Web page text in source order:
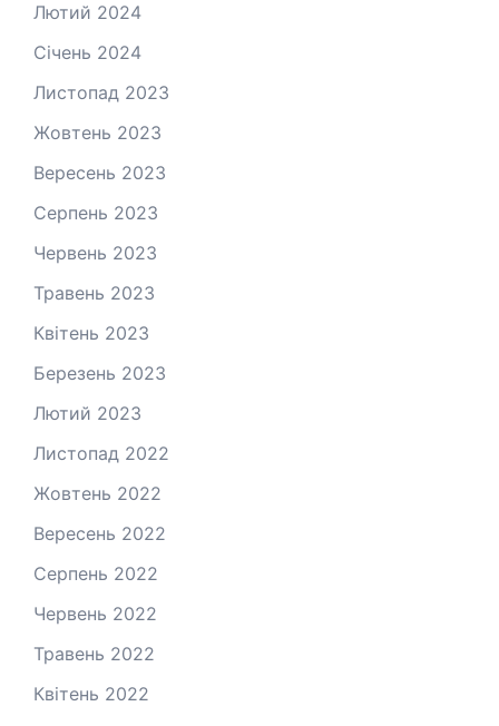
Лютий 2024
Січень 2024
Листопад 2023
Жовтень 2023
Вересень 2023
Серпень 2023
Червень 2023
Травень 2023
Квітень 2023
Березень 2023
Лютий 2023
Листопад 2022
Жовтень 2022
Вересень 2022
Серпень 2022
Червень 2022
Травень 2022
Квітень 2022